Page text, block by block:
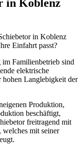
in Koblenz
in Koblenz
Einfahrt passt?
Familienbetrieb sind
elektrische
hohen Langlebigkeit der
Produktion,
beschäftigt,
freitragend mit
mit seiner